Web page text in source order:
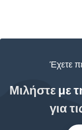
Έχετε
Μιλήστε με
για